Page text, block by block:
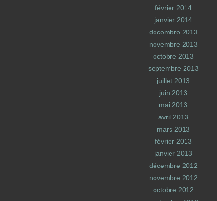
février 2014
janvier 2014
décembre 2013
novembre 2013
octobre 2013
septembre 2013
juillet 2013
juin 2013
mai 2013
avril 2013
mars 2013
février 2013
janvier 2013
décembre 2012
novembre 2012
octobre 2012